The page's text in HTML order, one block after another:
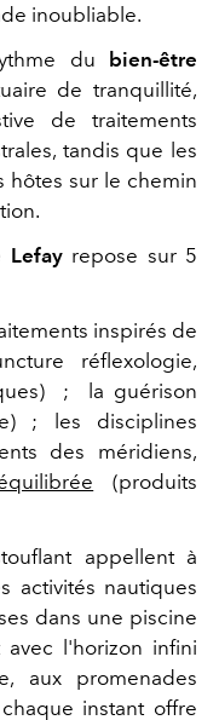
inoubliable.
du
bien-être
de tranquillité,
de traitements
tandis que les
hôtes sur le chemin
Lefayrepose sur 5
inspirés de
réflexologie,
; la guérison
; les disciplines
des méridiens,
(produits
appellent à
activités nautiques
dans une piscine
l'horizon infini
aux promenades
instant offre